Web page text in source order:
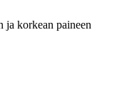
ja korkean paineen